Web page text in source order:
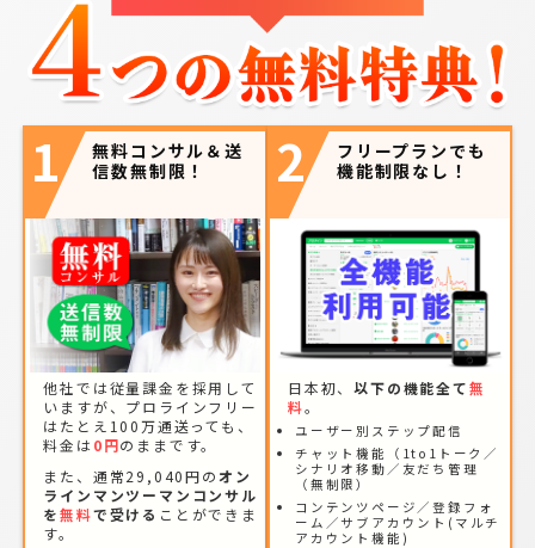
1
無料コンサル＆送
信数無制限！
他社では従量課金を採用して
いますが、プロラインフリー
はたとえ100万通送っても、
料金は 0円のままです。
また、通常29,040円のオン
ラインマンツーマンコンサル
を無料で受ける ことができま
す。
2
フリープランでも
機能制限なし！
日本初、以下の機能全て無
料。
ユーザー別ステップ配信
チャット機能（1to1トーク／
シナリオ移動／友だち管理
（無制限）
コンテンツページ／登録フォ
ーム／サブアカウント(マルチ
アカウント機能)